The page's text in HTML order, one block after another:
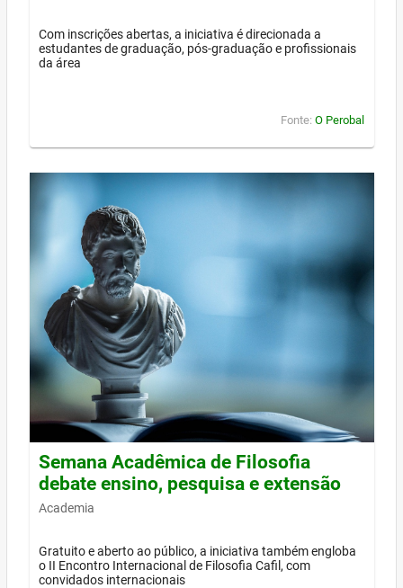
Com inscrições abertas, a iniciativa é direcionada a
estudantes de graduação, pós-graduação e profissionais
da área
Fonte: O Perobal
Semana Acadêmica de Filosofia
debate ensino, pesquisa e extensão
Academia
Gratuito e aberto ao público, a iniciativa também engloba
o II Encontro Internacional de Filosofia Cafil, com
convidados internacionais